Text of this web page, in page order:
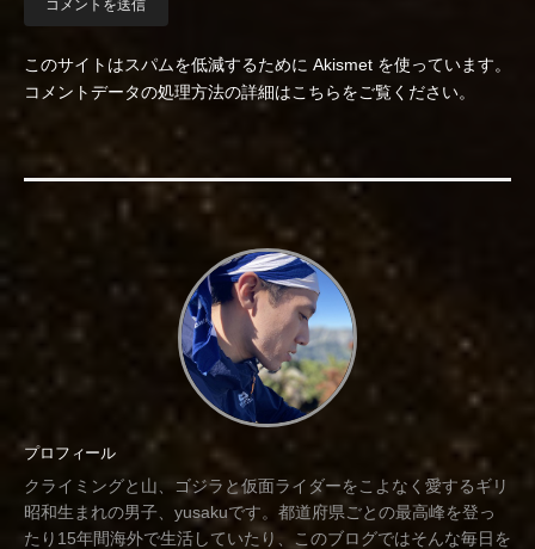
このサイトはスパムを低減するために Akismet を使っています。
コメントデータの処理方法の詳細はこちらをご覧ください。
プロフィール
クライミングと山、ゴジラと仮面ライダーをこよなく愛するギリ
昭和生まれの男子、yusakuです。都道府県ごとの最高峰を登っ
たり15年間海外で生活していたり、このブログではそんな毎日を